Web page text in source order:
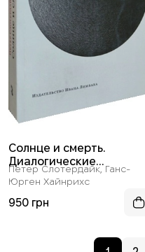
Солнце и смерть.
Диалогические
исследования
Петер Слотердайк, Ганс-
Юрген Хайнрихс
950 грн